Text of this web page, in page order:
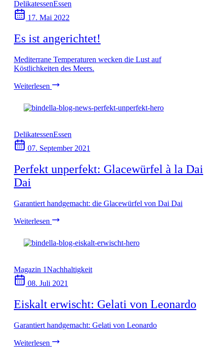
DelikatessenEssen
17. Mai 2022
Es ist angerichtet!
Mediterrane Temperaturen wecken die Lust auf
Köstlichkeiten des Meers.
Weiterlesen
DelikatessenEssen
07. September 2021
Perfekt unperfekt: Glacewürfel à la Dai
Dai
Garantiert handgemacht: die Glacewürfel von Dai Dai
Weiterlesen
Magazin 1Nachhaltigkeit
08. Juli 2021
Eiskalt erwischt: Gelati von Leonardo
Garantiert handgemacht: Gelati von Leonardo
Weiterlesen